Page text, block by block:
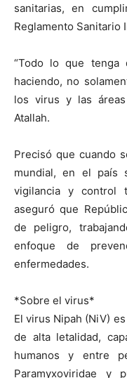
sanitarias, en
Reglamento Sanitario
“Todo lo que tenga
haciendo, no
los virus y las
Atallah.
Precisó que cuando
mundial, en el país
vigilancia y control
aseguró que
de peligro,
enfoque de
enfermedades.
*Sobre el virus*
El virus Nipah (NiV)
de alta letalidad,
humanos y entre
Paramyxoviridae y